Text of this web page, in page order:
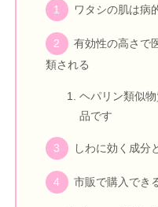
ワタシの肌は病
有効性の高さで
類される
ヘパリン類似
品です
しわに効く成分
市販で購入でき